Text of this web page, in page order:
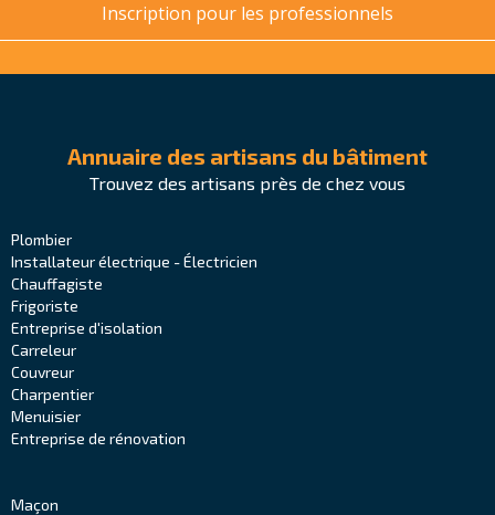
Inscription pour les professionnels
Annuaire des artisans du bâtiment
Trouvez des artisans près de chez vous
Plombier
Installateur électrique - Électricien
Chauffagiste
Frigoriste
Entreprise d'isolation
Carreleur
Couvreur
Charpentier
Menuisier
Entreprise de rénovation
Maçon